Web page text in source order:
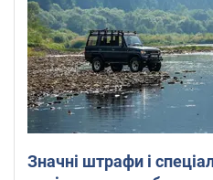
Значні штрафи і